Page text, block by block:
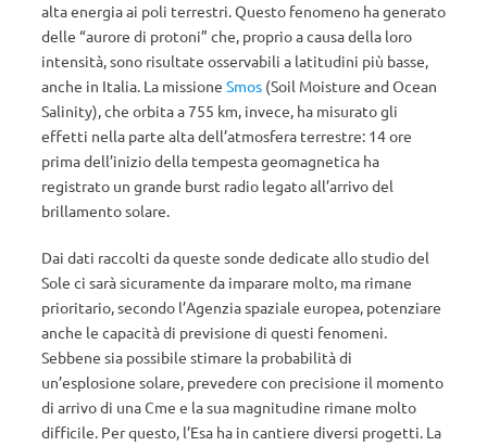
alta energia ai poli terrestri. Questo fenomeno ha generato
delle “aurore di protoni” che, proprio a causa della loro
intensità, sono risultate osservabili a latitudini più basse,
anche in Italia. La missione Smos (Soil Moisture and Ocean
Salinity), che orbita a 755 km, invece, ha misurato gli
effetti nella parte alta dell’atmosfera terrestre: 14 ore
prima dell’inizio della tempesta geomagnetica ha
registrato un grande burst radio legato all’arrivo del
brillamento solare.
Dai dati raccolti da queste sonde dedicate allo studio del
Sole ci sarà sicuramente da imparare molto, ma rimane
prioritario, secondo l’Agenzia spaziale europea, potenziare
anche le capacità di previsione di questi fenomeni.
Sebbene sia possibile stimare la probabilità di
un’esplosione solare, prevedere con precisione il momento
di arrivo di una Cme e la sua magnitudine rimane molto
difficile. Per questo, l’Esa ha in cantiere diversi progetti. La